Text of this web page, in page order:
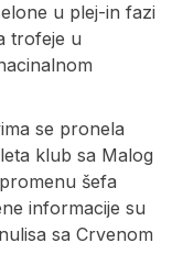
u plej-in fazi
trofeje u
se pronela
klub sa Malog
šefa
informacije su
sa Crvenom